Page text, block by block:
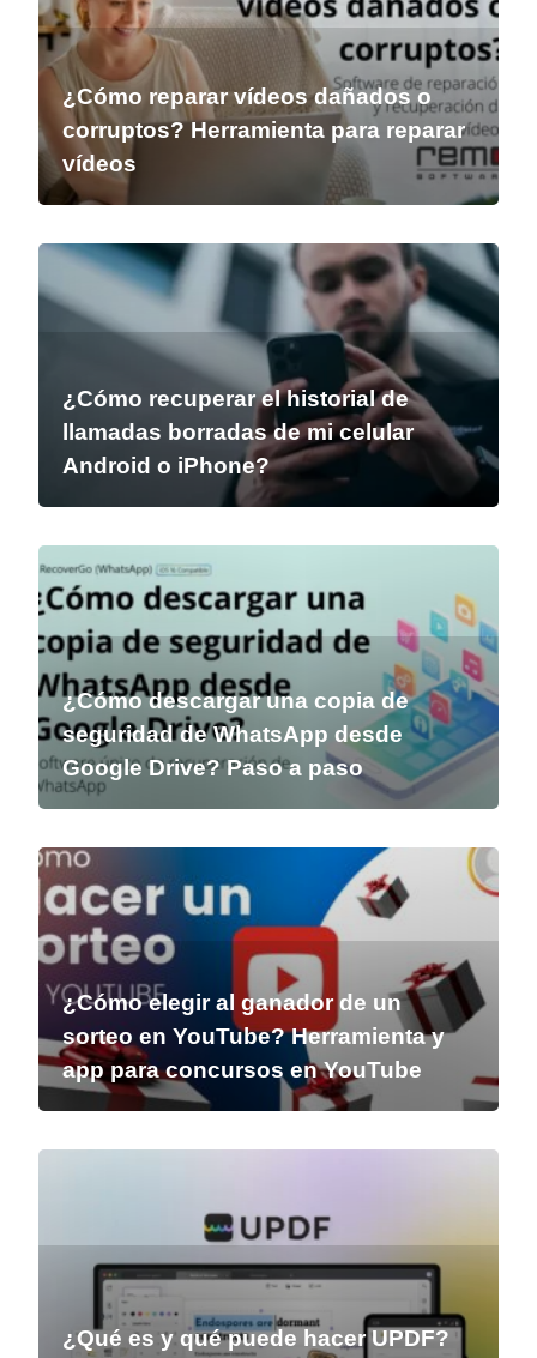
¿Cómo reparar vídeos dañados o
corruptos? Herramienta para reparar
vídeos
¿Cómo recuperar el historial de
llamadas borradas de mi celular
Android o iPhone?
¿Cómo descargar una copia de
seguridad de WhatsApp desde
Google Drive? Paso a paso
¿Cómo elegir al ganador de un
sorteo en YouTube? Herramienta y
app para concursos en YouTube
¿Qué es y qué puede hacer UPDF?